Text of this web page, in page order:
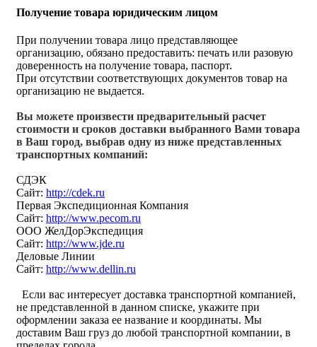
Получение товара юридическим лицом
При получении товара лицо представляющее
организацию, обязано предоставить: печать или разовую
доверенность на получение товара, паспорт.
При отсутствии соответствующих документов товар на
организацию не выдается.
Вы можете произвести предварительный расчет
стоимости и сроков доставки выбранного Вами товара
в Ваш город, выбрав одну из ниже представленных
транспортных компаний:
СДЭК
Сайт: http://cdek.ru
Первая Экспедиционная Компания
Сайт: http://www.pecom.ru
ООО ЖелДорЭкспедиция
Сайт: http://www.jde.ru
Деловые Линии
Сайт: http://www.dellin.ru
Если вас интересует доставка транспортной компанией,
не представленной в данном списке, укажите при
оформлении заказа ее название и координаты. Мы
доставим Ваш груз до любой транспортной компании, в